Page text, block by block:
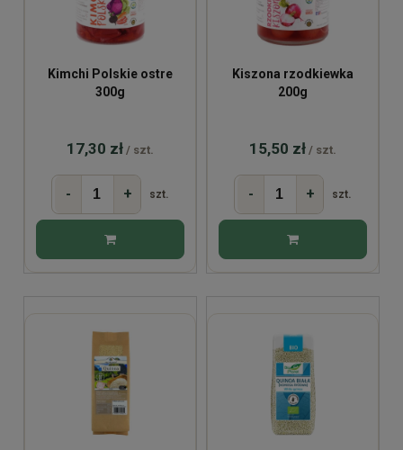
Kimchi Polskie ostre
300g
17,30 zł / szt.
- + szt.
Kiszona rzodkiewka
200g
15,50 zł / szt.
- + szt.